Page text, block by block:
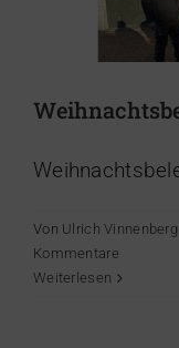
Von Ulrich Vinnenberg
Kommentare
Weiterlesen